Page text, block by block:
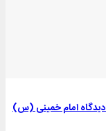
دیدگاه امام خمینی (س)